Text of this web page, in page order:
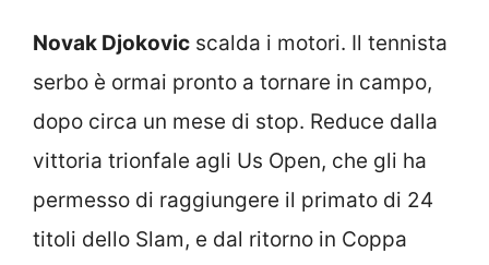
Novak Djokovic scalda i motori. Il tennista
serbo è ormai pronto a tornare in campo,
dopo circa un mese di stop. Reduce dalla
vittoria trionfale agli Us Open, che gli ha
permesso di raggiungere il primato di 24
titoli dello Slam, e dal ritorno in Coppa